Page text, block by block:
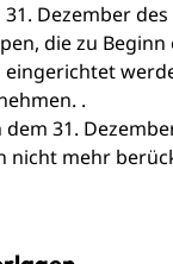
Dezember
die zu
eingerichtet
.
31.
nicht mehr